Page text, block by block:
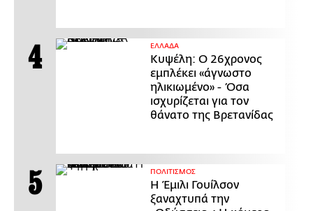
ΕΛΛΑΔΑ
Κυψέλη: Ο 26χρονος
εμπλέκει «άγνωστο
ηλικιωμένο» - Όσα
ισχυρίζεται για τον
θάνατο της Βρετανίδας
ΠΟΛΙΤΙΣΜΟΣ
Η Έμιλι Γουίλσον
ξαναχτυπά την